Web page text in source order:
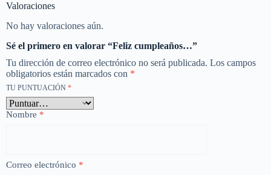
Valoraciones
No hay valoraciones aún.
Sé el primero en valorar “Feliz cumpleaños…”
Tu dirección de correo electrónico no será publicada. Los campos
obligatorios están marcados con *
TU PUNTUACIÓN *
Nombre *
Correo electrónico *